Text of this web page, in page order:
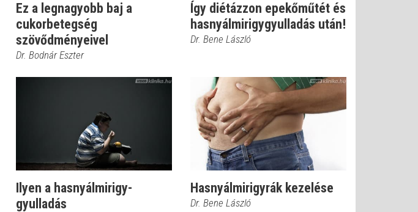
Ez a legnagyobb baj a
cukorbetegség
szövődményeivel
Dr. Bodnár Eszter
Így diétázzon epekőműtét és
hasnyálmirigygyulladás után!
Dr. Bene László
Ilyen a hasnyálmirigy-
gyulladás
Hasnyálmirigyrák kezelése
Dr. Bene László